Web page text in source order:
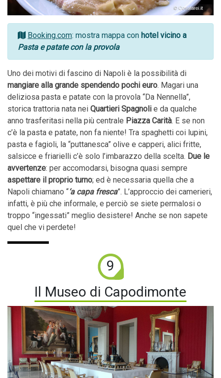
Booking.com: mostra mappa con hotel vicino a
Pasta e patate con la provola
Uno dei motivi di fascino di Napoli è la possibilità di
mangiare alla grande spendendo pochi euro. Magari una
deliziosa pasta e patate con la provola “Da Nennella”,
storica trattoria nata nei Quartieri Spagnoli e da qualche
anno trasferitasi nella più centrale Piazza Carità. E se non
c’è la pasta e patate, non fa niente! Tra spaghetti coi lupini,
pasta e fagioli, la “puttanesca” olive e capperi, alici fritte,
salsicce e friarielli c’è solo l’imbarazzo della scelta. Due le
avvertenze: per accomodarsi, bisogna quasi sempre
aspettare il proprio turno; ed è necessaria quella che a
Napoli chiamano “‘a capa fresca”. L’approccio dei camerieri,
infatti, è più che informale, e perciò se siete permalosi o
troppo “ingessati” meglio desistere! Anche se non sapete
quel che vi perdete!
9
Il Museo di Capodimonte